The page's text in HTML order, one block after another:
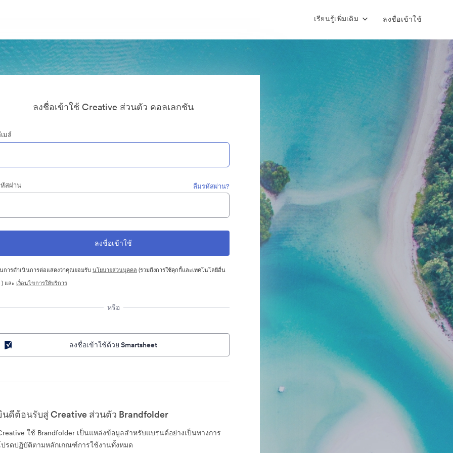
เรียนรู้เพิ่มเติม ลงชื่อเข้าใช้
ลงชื่อเข้าใช้ Creative ส่วนตัว คอลเลกชัน
มล์
สผ่าน ลืมรหัสผ่าน?
การดำเนินการต่อแสดงว่าคุณยอมรับนโยบายส่วนบุคคล (รวมถึงการใช้คุกกี้และเทคโนโลยีอื่น
) และ เงื่อนไขการให้บริการ
หรือ
ลงชื่อเข้าใช้ด้วย Smartsheet
นดีต้อนรับสู่ Creative ส่วนตัว Brandfolder
ใช้ Brandfolder เป็นแหล่งข้อมูลสำหรับแบรนด์อย่างเป็นทางการ
รดปฏิบัติตามหลักเกณฑ์การใช้งานทั้งหมด